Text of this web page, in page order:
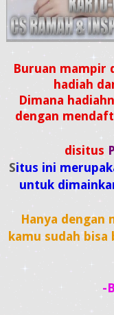
Buruan mampir
hadiah
Dimana
dengan
disitus
Situs ini
untuk
Hanya dengan
kamu sudah bisa
-